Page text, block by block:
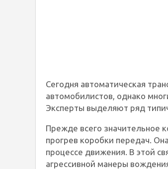
Сегодня автоматическая
автомобилистов, однако
Эксперты выделяют ряд
Прежде всего значительное
прогрев коробки передач.
процессе движения. В этой
агрессивной манеры